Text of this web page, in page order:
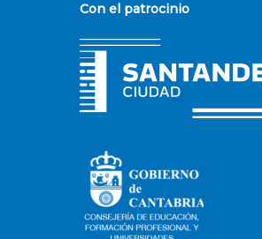
Con el patrocinio